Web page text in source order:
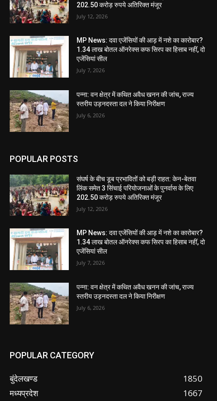
202.50 करोड़ रुपये अतिरिक्त मंजूर
July 12, 2026
MP News: दवा एजेंसियों की आड़ में नशे का कारोबार?
1.34 लाख बोतल ऑनरेक्स कफ सिरप का हिसाब नहीं, दो
एजेंसियां सील
July 7, 2026
पन्ना: वन क्षेत्र में कथित अवैध खनन की जांच, राज्य
स्तरीय उड़नदस्ता दल ने किया निरीक्षण
July 6, 2026
POPULAR POSTS
संघर्ष के बीच डूब प्रभावितों को बड़ी राहत: केन-बेतवा
लिंक समेत 3 सिंचाई परियोजनाओं के पुनर्वास के लिए
202.50 करोड़ रुपये अतिरिक्त मंजूर
July 12, 2026
MP News: दवा एजेंसियों की आड़ में नशे का कारोबार?
1.34 लाख बोतल ऑनरेक्स कफ सिरप का हिसाब नहीं, दो
एजेंसियां सील
July 7, 2026
पन्ना: वन क्षेत्र में कथित अवैध खनन की जांच, राज्य
स्तरीय उड़नदस्ता दल ने किया निरीक्षण
July 6, 2026
POPULAR CATEGORY
बुंदेलखण्ड
1850
मध्यप्रदेश
1667